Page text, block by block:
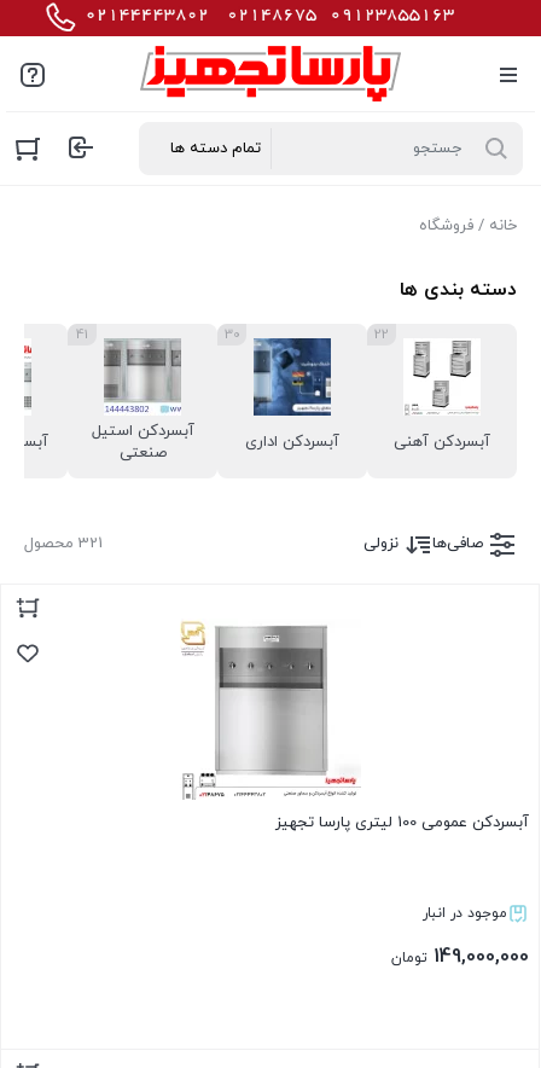
خانه / فروشگاه
دسته بندی ها
آبسردکن آهنی
22
آبسردکن اداری
30
آبسردکن استیل
صنعتی
41
321 محصول صافی‌ها نزولی
آبسردکن عمومی 100 لیتری پارسا تجهیز
موجود در انبار
149,000,000 تومان